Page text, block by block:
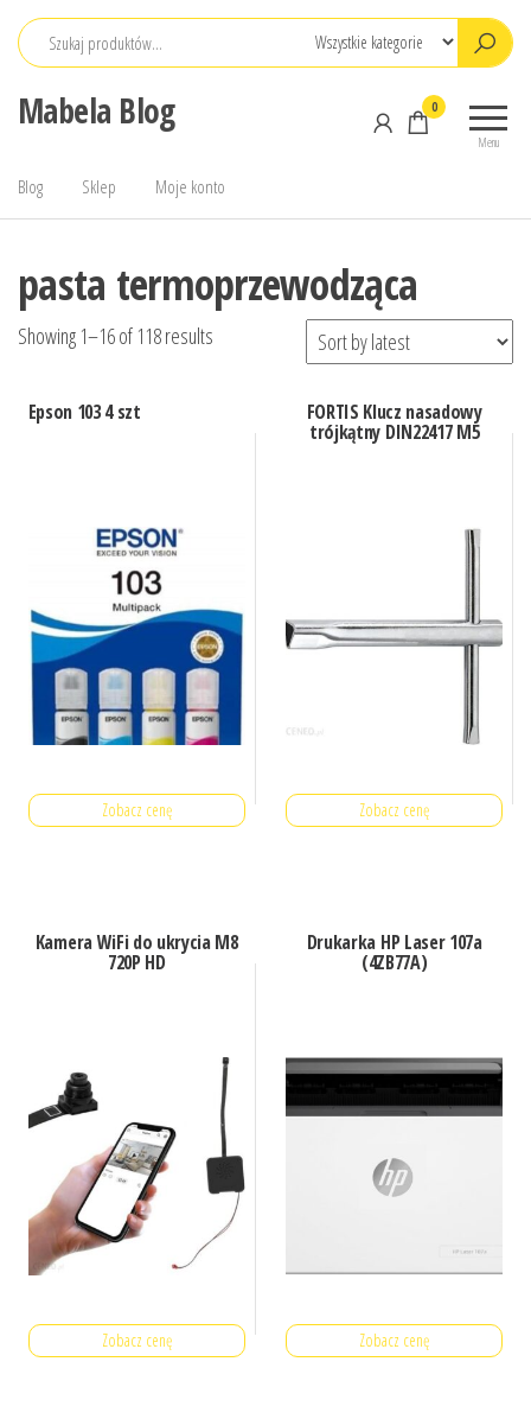
Przejdź
Mabela Blog
Menu
0
Blog Sklep Moje konto
pasta termoprzewodząca
Showing 1–16 of 118 results
Epson 103 4 szt
Zobacz cenę
FORTIS Klucz nasadowy
trójkątny DIN22417 M5
Zobacz cenę
Kamera WiFi do ukrycia M8
720P HD
Zobacz cenę
Drukarka HP Laser 107a
(4ZB77A)
Zobacz cenę